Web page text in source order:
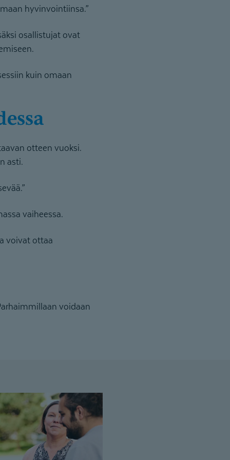
hyvinvointiinsa.”
osallistujat ovat
kuin omaan
otteen vuoksi.
asti.
vaiheessa.
voivat ottaa
voidaan